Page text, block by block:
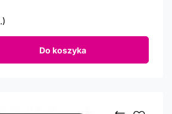
Do koszyka